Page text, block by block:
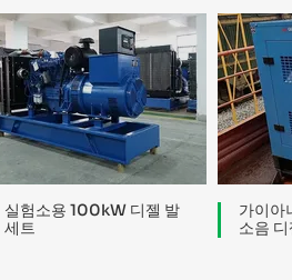
실험소용 100kW 디젤 발
세트
가이아
소음